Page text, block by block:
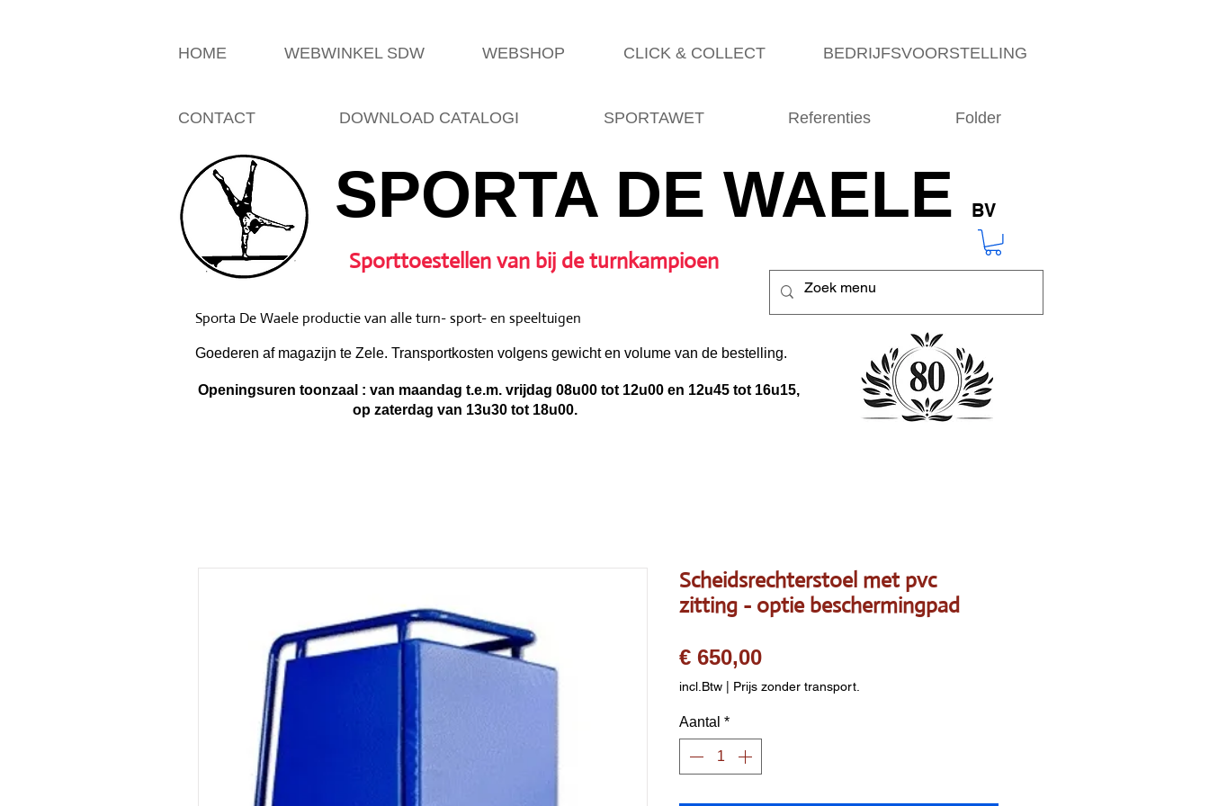
HOME WEBWINKEL SDW WEBSHOP CLICK & COLLECT BEDRIJFSVOORSTELLING
CONTACT DOWNLOAD CATALOGI SPORTAWET Referenties Folder
SPORTA DE WAELE BV
Sporttoestellen van bij de turnkampioen
Goederen af magazijn te Zele. Transportkosten volgens gewicht en volume van de bestelling.
Sporta De Waele productie van alle turn- sport- en speeltuigen
Openingsuren toonzaal : van maandag t.e.m. vrijdag 08u00 tot 12u00 en 12u45 tot 16u15,
op zaterdag van 13u30 tot 18u00.
Scheidsrechterstoel met pvc
zitting - optie beschermingpad
€ 650,00Prijs
incl.Btw | Prijs zonder transport.
Aantal *